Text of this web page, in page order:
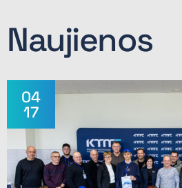
Naujienos
04
17